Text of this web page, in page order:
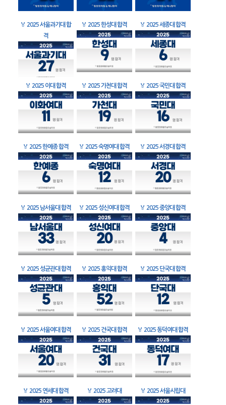
🏅 2025 서울과기대 합
격
🏅 2025 한성대 합격 🏅 2025 세종대 합격
🏅 2025 이대 합격 🏅 2025 가천대 합격 🏅 2025 국민대 합격
🏅 2025 한예종 합격 🏅 2025 숙명여대 합격 🏅 2025 서경대 합격
🏅 2025 남서울대 합격 🏅 2025 성신여대 합격 🏅 2025 중앙대 합격
🏅 2025 성균관대 합격 🏅 2025 홍익대 합격 🏅 2025 단국대 합격
🏅 2025 서울여대 합격 🏅 2025 건국대 합격 🏅 2025 동덕여대 합격
🏅 2025 연세대 합격 🏅 2025 고려대 🏅 2025 서울시립대